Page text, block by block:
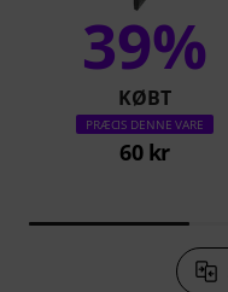
39%
KØBT
PRÆCIS DENNE VARE
60 kr